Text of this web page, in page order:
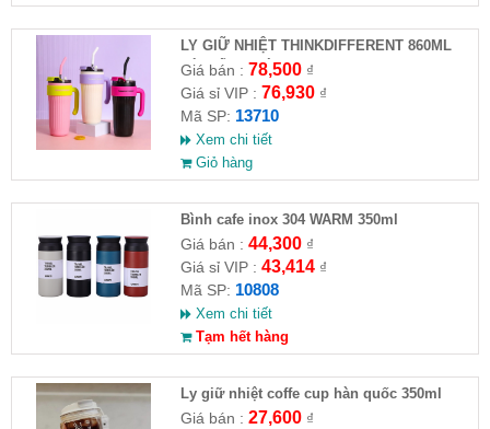
LY GIỮ NHIỆT THINKDIFFERENT 860ML
KÈM ỐNG HÚT
Giá bán : 78,500₫
Giá sỉ VIP : 76,930₫
Mã SP: 13710
Xem chi tiết
Giỏ hàng
Bình cafe inox 304 WARM 350ml
Giá bán : 44,300₫
Giá sỉ VIP : 43,414₫
Mã SP: 10808
Xem chi tiết
Tạm hết hàng
Ly giữ nhiệt coffe cup hàn quốc 350ml
Giá bán : 27,600₫